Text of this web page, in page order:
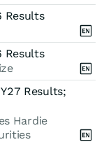
Results
Results
Results;
Hardie